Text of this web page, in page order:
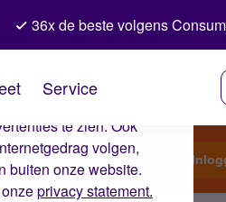
dat je ervaring op de
te zien. Ook
volgen,
buiten onze website.
privacy statement.
36x de beste volgens
Service
Start een topic